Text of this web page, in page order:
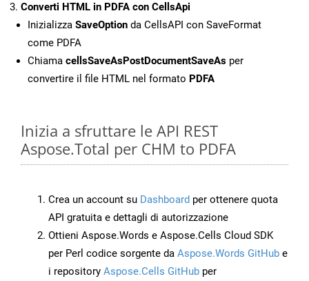
Converti HTML in PDFA con CellsApi
Inizializza SaveOption da CellsAPI con SaveFormat
come PDFA
Chiama cellsSaveAsPostDocumentSaveAs per
convertire il file HTML nel formato PDFA
Inizia a sfruttare le API REST
Aspose.Total per CHM to PDFA
Crea un account su Dashboard per ottenere quota
API gratuita e dettagli di autorizzazione
Ottieni Aspose.Words e Aspose.Cells Cloud SDK
per Perl codice sorgente da Aspose.Words GitHub e
i repository Aspose.Cells GitHub per